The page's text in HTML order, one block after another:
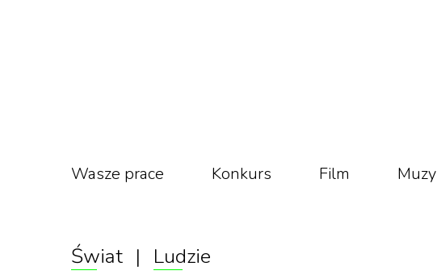
Wasze prace Konkurs Film
Świat | Ludzie